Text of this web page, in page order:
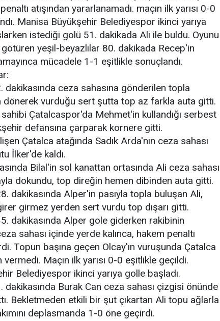
atışından yararlanamadı. maçın ilk yarısı 0-0
Manisa Büyükşehir Belediyespor ikinci yarıya
istediği golü 51. dakikada Ali ile buldu. Oyunu
yeşil-beyazlılar 80. dakikada Recep'in
mücadele 1-1 eşitlikle sonuçlandı.
dakikasında ceza sahasına gönderilen topla
dönerek vurduğu sert şutta top az farkla auta gitti.
Çatalcaspor'da Mehmet'in kullandığı serbest
defansına çarparak kornere gitti.
Çatalca atağında Sadık Arda'nın ceza sahası
İlker'de kaldı.
Bilal'in sol kanattan ortasında Ali ceza sahası
dokundu, top direğin hemen dibinden auta gitti.
dakikasında Alper'in pasıyla topla buluşan Ali,
girmez yerden sert vurdu top dışarı gitti.
dakikasında Alper gole giderken rakibinin
sahası içinde yerde kalınca, hakem penaltı
Topun başına geçen Olcay'ın vuruşunda Çatalca
Maçın ilk yarısı 0-0 eşitlikle geçildi.
Belediyespor ikinci yarıya golle başladı.
dakikasında Burak Can ceza sahası çizgisi önünde
Bekletmeden etkili bir şut çıkartan Ali topu ağlarla
deplasmanda 1-0 öne geçirdi.